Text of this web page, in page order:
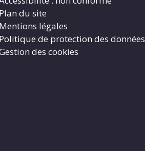
Plan du site
Mentions légales
Politique de protection des données
des cookies